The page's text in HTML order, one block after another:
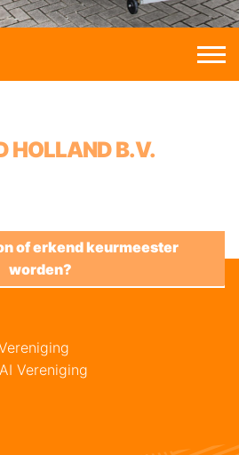
Vereniging
of erkend keurmeester
worden?